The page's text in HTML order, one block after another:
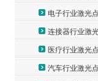
电子行业激光
连接器行业激
医疗行业激光
汽车行业激光